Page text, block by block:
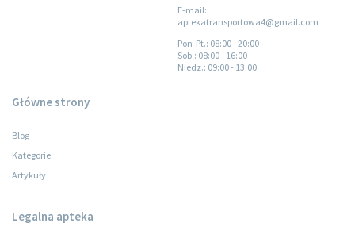
E-mail:
aptekatransportowa4@gmail.com
Pon-Pt.: 08:00 - 20:00
Sob.: 08:00 - 16:00
Niedz.: 09:00 - 13:00
Główne strony
Blog
Kategorie
Artykuły
Legalna apteka